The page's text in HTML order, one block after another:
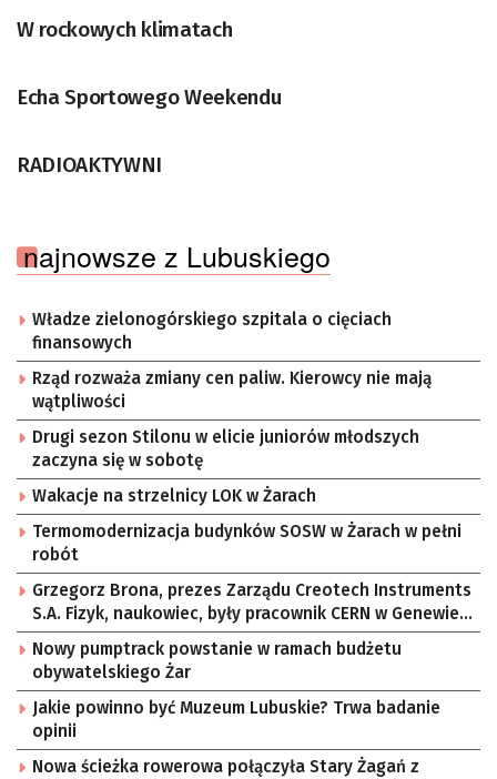
W rockowych klimatach
Echa Sportowego Weekendu
RADIOAKTYWNI
najnowsze z Lubuskiego
Władze zielonogórskiego szpitala o cięciach
finansowych
Rząd rozważa zmiany cen paliw. Kierowcy nie mają
wątpliwości
Drugi sezon Stilonu w elicie juniorów młodszych
zaczyna się w sobotę
Wakacje na strzelnicy LOK w Żarach
Termomodernizacja budynków SOSW w Żarach w pełni
robót
Grzegorz Brona, prezes Zarządu Creotech Instruments
S.A. Fizyk, naukowiec, były pracownik CERN w Genewie,
przedsiębiorca i nauczyciel akademicki, doktor
habilitowany nauk fizycznych, koordynator Rady
Sektorowej ds. Kompetencji Przemysłu Lotniczo-
Kosmicznego oraz członek Komitetu Badań
Kosmicznych i Satelitarnych PAN.
Nowy pumptrack powstanie w ramach budżetu
obywatelskiego Żar
Jakie powinno być Muzeum Lubuskie? Trwa badanie
opinii
Nowa ścieżka rowerowa połączyła Stary Żagań z